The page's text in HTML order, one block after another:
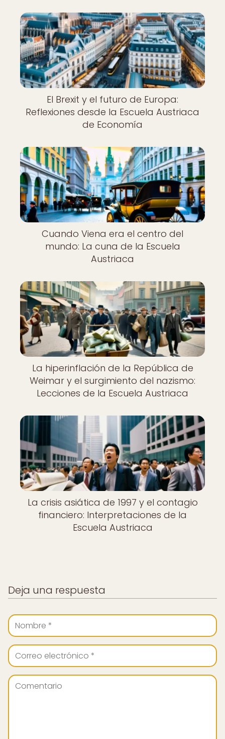
El Brexit y el futuro de Europa:
Reflexiones desde la Escuela Austriaca
de Economía
Cuando Viena era el centro del
mundo: La cuna de la Escuela
Austriaca
La hiperinflación de la República de
Weimar y el surgimiento del nazismo:
Lecciones de la Escuela Austriaca
La crisis asiática de 1997 y el contagio
financiero: Interpretaciones de la
Escuela Austriaca
Deja una respuesta